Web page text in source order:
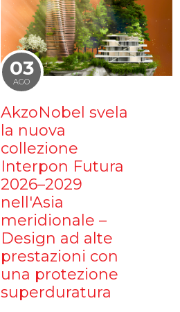
03
AGO
AkzoNobel svela
la nuova
collezione
Interpon Futura
2026–2029
nell'Asia
meridionale –
Design ad alte
prestazioni con
una protezione
superduratura